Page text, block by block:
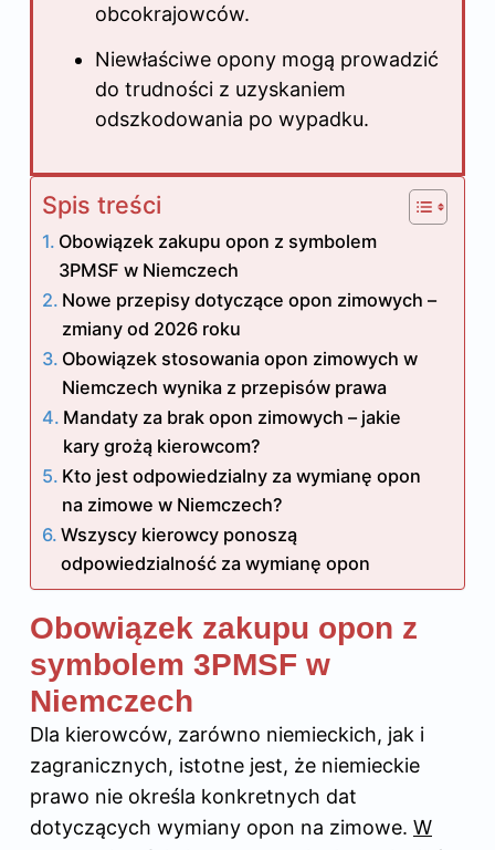
obcokrajowców.
Niewłaściwe opony mogą prowadzić
do trudności z uzyskaniem
odszkodowania po wypadku.
Spis treści
Obowiązek zakupu opon z symbolem
3PMSF w Niemczech
Nowe przepisy dotyczące opon zimowych –
zmiany od 2026 roku
Obowiązek stosowania opon zimowych w
Niemczech wynika z przepisów prawa
Mandaty za brak opon zimowych – jakie
kary grożą kierowcom?
Kto jest odpowiedzialny za wymianę opon
na zimowe w Niemczech?
Wszyscy kierowcy ponoszą
odpowiedzialność za wymianę opon
Obowiązek zakupu opon z
symbolem 3PMSF w
Niemczech
Dla kierowców, zarówno niemieckich, jak i
zagranicznych, istotne jest, że niemieckie
prawo nie określa konkretnych dat
dotyczących wymiany opon na zimowe. W